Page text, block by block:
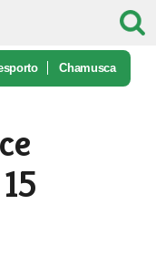
Chamusca